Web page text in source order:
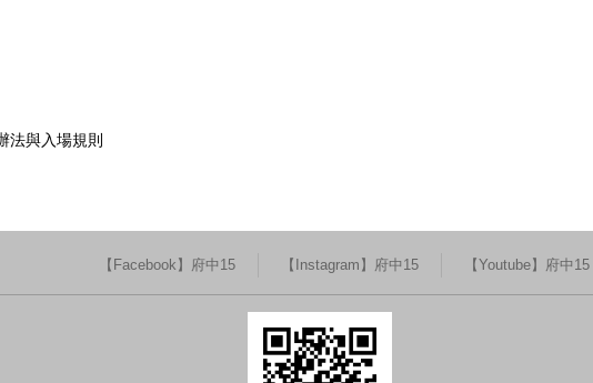
法與入場規則
【Facebook】府中15 【Instagram】府中15 【Youtube】府中15